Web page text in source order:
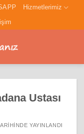
Hizmetlerimiz
Ustası
YAYINLANDI